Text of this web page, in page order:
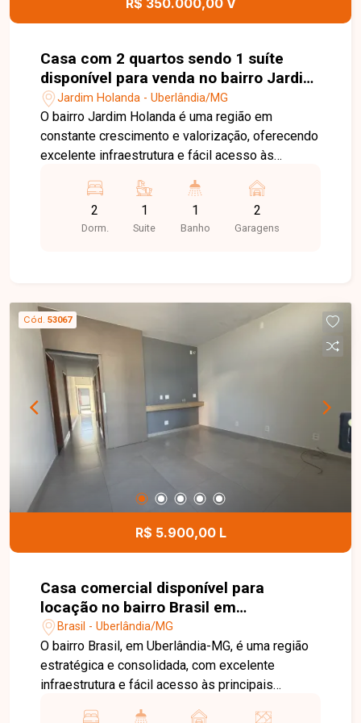
R$ 350.000,00 V
Casa com 2 quartos sendo 1 suíte
disponível para venda no bairro Jardim
Holanda em Uberlândia-MG
Jardim Holanda - Uberlândia/MG
O bairro Jardim Holanda é uma região em
constante crescimento e valorização, oferecendo
excelente infraestrutura e fácil acesso às
supermercados, escolas, farmácias, comércios e
diversos serviços, o bairro proporciona
praticidade, tranquilidade e qualidade de vida
área construída em um terreno de 120 m², com
ambientes bem distribuídos, funcionais e ideais
para quem busca conforto e praticidade no dia a
dia. Entre em contato com a Delta Imóveis e
agende sua visita. Nossa equipe está pronta para
apresentar todos os detalhes deste imóvel e
ajudar você a encontrar o imóvel ideal para morar
ou investir.
2
Dorm.
1
Suite
1
Banho
2
Garagens
Cód. 53067
R$ 5.900,00 L
Casa comercial disponível para
locação no bairro Brasil em
Uberlândia-MG
Brasil - Uberlândia/MG
O bairro Brasil, em Uberlândia-MG, é uma região
estratégica e consolidada, com excelente
infraestrutura e fácil acesso às principais